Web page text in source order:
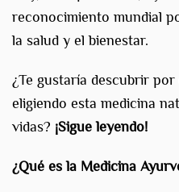
reconocimiento mundial
la salud y el bienestar.
¿Te gustaría descubrir
eligiendo esta medicina
vidas? ¡Sigue leyendo!
¿Qué es la Medicina